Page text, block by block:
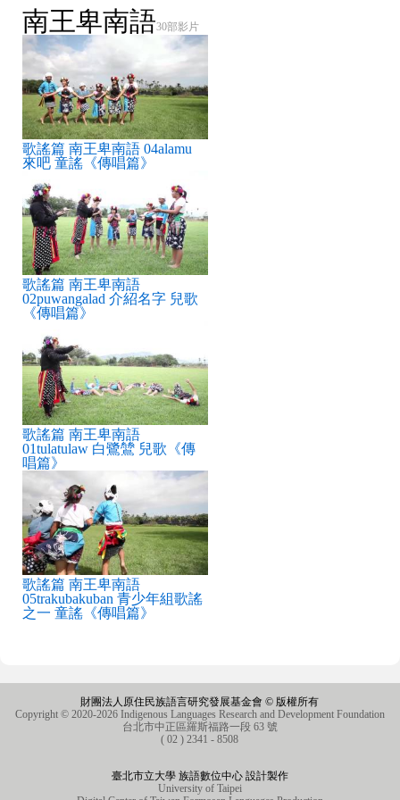
南王卑南語30部影片
歌謠篇 南王卑南語 04alamu
來吧 童謠《傳唱篇》
歌謠篇 南王卑南語
02puwangalad 介紹名字 兒歌
《傳唱篇》
歌謠篇 南王卑南語
01tulatulaw 白鷺鷥 兒歌《傳
唱篇》
歌謠篇 南王卑南語
05trakubakuban 青少年組歌謠
之一 童謠《傳唱篇》
財團法人原住民族語言研究發展基金會 © 版權所有
Copyright © 2020-2026 Indigenous Languages Research and Development Foundation
台北市中正區羅斯福路一段 63 號
( 02 ) 2341 - 8508
臺北市立大學 族語數位中心 設計製作
University of Taipei